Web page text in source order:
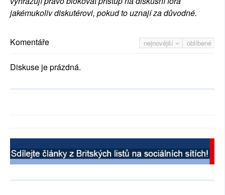
jakémukoliv diskutérovi, pokud to uznají za důvodné.
nejnovější oblíbené
Komentáře
Diskuse je prázdná.